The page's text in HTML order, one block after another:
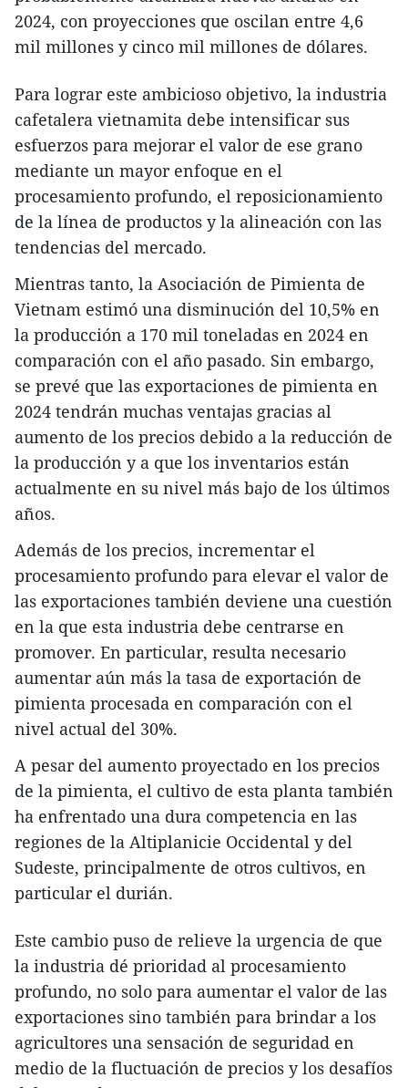
2024, con proyecciones que oscilan entre 4,6
mil millones y cinco mil millones de dólares.
Para lograr este ambicioso objetivo, la industria
cafetalera vietnamita debe intensificar sus
esfuerzos para mejorar el valor de ese grano
mediante un mayor enfoque en el
procesamiento profundo, el reposicionamiento
de la línea de productos y la alineación con las
tendencias del mercado.
Mientras tanto, la Asociación de Pimienta de
Vietnam estimó una disminución del 10,5% en
la producción a 170 mil toneladas en 2024 en
comparación con el año pasado. Sin embargo,
se prevé que las exportaciones de pimienta en
2024 tendrán muchas ventajas gracias al
aumento de los precios debido a la reducción de
la producción y a que los inventarios están
actualmente en su nivel más bajo de los últimos
años.
Además de los precios, incrementar el
procesamiento profundo para elevar el valor de
las exportaciones también deviene una cuestión
en la que esta industria debe centrarse en
promover. En particular, resulta necesario
aumentar aún más la tasa de exportación de
pimienta procesada en comparación con el
nivel actual del 30%.
A pesar del aumento proyectado en los precios
de la pimienta, el cultivo de esta planta también
ha enfrentado una dura competencia en las
regiones de la Altiplanicie Occidental y del
Sudeste, principalmente de otros cultivos, en
particular el durián.
Este cambio puso de relieve la urgencia de que
la industria dé prioridad al procesamiento
profundo, no solo para aumentar el valor de las
exportaciones sino también para brindar a los
agricultores una sensación de seguridad en
medio de la fluctuación de precios y los desafíos